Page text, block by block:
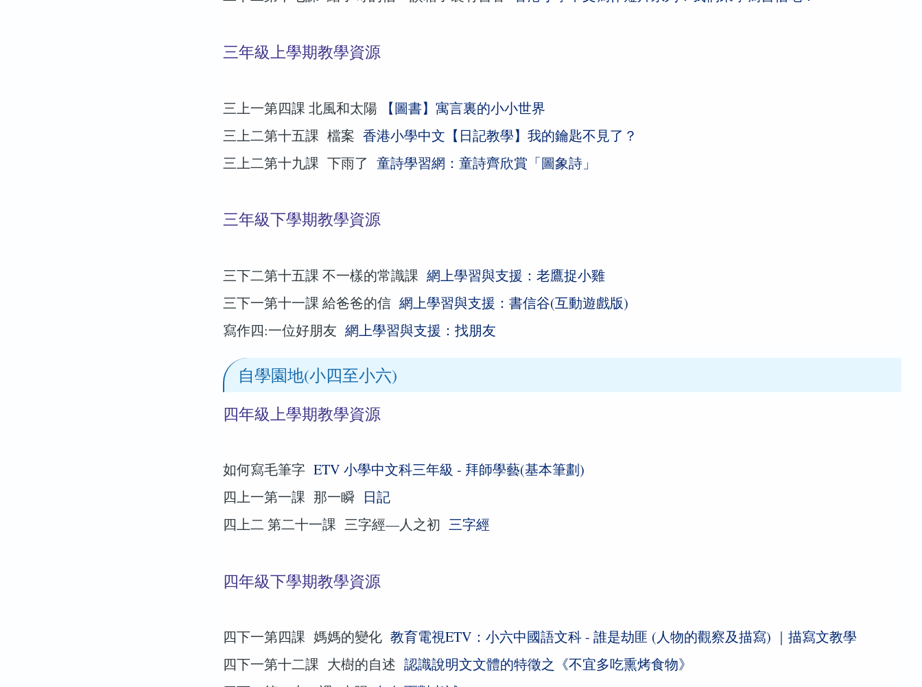
三年級上學期教學資源
三上一第四課 北風和太陽
【圖書】寓言裏的小小世界
三上二第十五課 檔案香港小學中文【日記教學】我的鑰匙不見了？
三上二第十九課 下雨了童詩學習網：童詩齊欣賞「圖象詩」
三年級下學期教學資源
三下二第十五課 不一樣的常識課網上學習與支援：老鷹捉小雞
三下一第十一課 給爸爸的信網上學習與支援：書信谷(互動遊戲版)
寫作四:一位好朋友網上學習與支援：找朋友
自學園地(小四至小六)
四年級上學期教學資源
如何寫毛筆字 ETV 小學中文科三年級 - 拜師學藝(基本筆劃)
四上一第一課 那一瞬 日記
四上二 第二十一課 三字經—人之初三字經
四年級下學期教學資源
四下一第四課 媽媽的變化教育電視ETV：小六中國語文科 - 誰是劫匪 (人物的觀察及描寫) ｜描寫文教學
四下一第十二課 大樹的自述認識說明文文體的特徵之《不宜多吃熏烤食物》